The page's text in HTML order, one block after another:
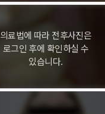
의료법에 따라 전후사진은
로그인 후에 확인하실 수
있습니다.